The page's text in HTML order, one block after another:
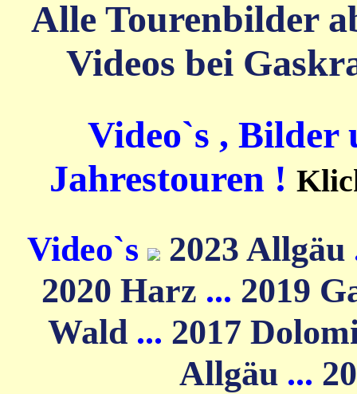
Alle Tourenbilder
Videos bei
Video`s , Bilder
Jahrestouren !
Video`s 2023 Allgäu
2020 Harz ... 2019
Wald ... 2017
Allgäu ...